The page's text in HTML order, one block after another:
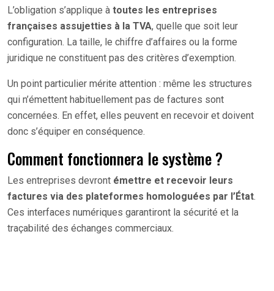
L’obligation s’applique à toutes les entreprises
françaises assujetties à la TVA, quelle que soit leur
configuration. La taille, le chiffre d’affaires ou la forme
juridique ne constituent pas des critères d’exemption.
Un point particulier mérite attention : même les structures
qui n’émettent habituellement pas de factures sont
concernées. En effet, elles peuvent en recevoir et doivent
donc s’équiper en conséquence.
Comment fonctionnera le système ?
Les entreprises devront émettre et recevoir leurs
factures via des plateformes homologuées par l’État.
Ces interfaces numériques garantiront la sécurité et la
traçabilité des échanges commerciaux.